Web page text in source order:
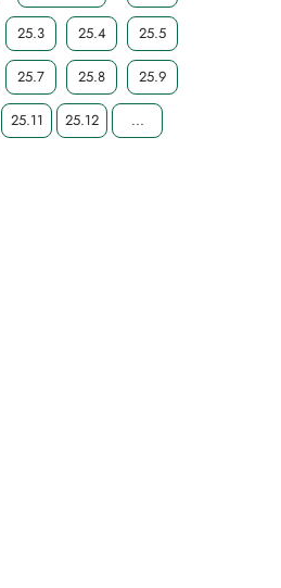
25.3 25.4 25.5
25.7 25.8 25.9
25.11 25.12 ...